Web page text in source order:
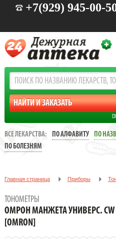
+7(929) 945-00-
ВСЕ ЛЕКАРСТВА: ПО АЛФАВИТУ ПО
ПО БОЛЕЗНЯМ
Главная страница Приборы
[OMRON]
ТОНОМЕТРЫ
ОМРОН МАНЖЕТА УНИВЕРС. CW
[OMRON]